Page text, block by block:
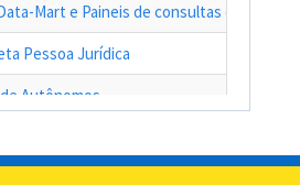
Mart e Paineis de consultas das
Pessoa Jurídica
Autônomos